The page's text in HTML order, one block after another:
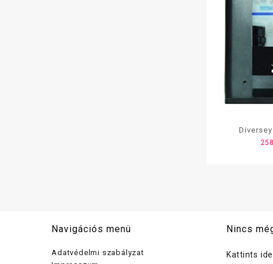
Navigációs menü
Adatvédelmi szabályzat
Nincs
Kattints